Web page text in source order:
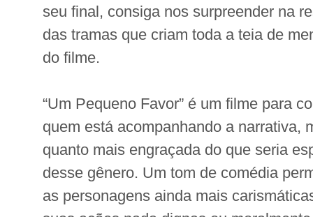
seu final, consiga nos surpreender na
das tramas que criam toda a teia de
do filme.
“Um Pequeno Favor” é um filme para
quem está acompanhando a narrativa,
quanto mais engraçada do que seria
desse gênero. Um tom de comédia
as personagens ainda mais